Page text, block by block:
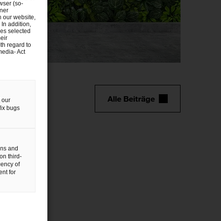
Alle Beiträge
(so-
website,
addition,
selected
regard to
Act
our
bugs
and
third-
of
for